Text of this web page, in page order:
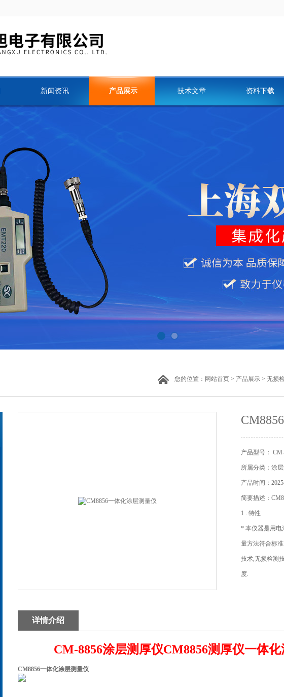
新闻资讯 产品展示 技术文章 资料下载
您的位置： 网站首页 > 产品展示 > 无损
产品型号：
所属分类：涂
产品时间：
简要描述：
1 . 特性
* 本仪器是用电
量方法符合标准
技术,无损检测
度.
详情介绍
CM-8856涂层测厚仪CM8856测厚仪一体
CM8856一体化涂层测量仪